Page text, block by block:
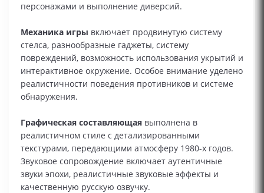
персонажами и выполнение диверсий.
Механика игры включает продвинутую систему
стелса, разнообразные гаджеты, систему
повреждений, возможность использования укрытий и
интерактивное окружение. Особое внимание уделено
реалистичности поведения противников и системе
обнаружения.
Графическая составляющая выполнена в
реалистичном стиле с детализированными
текстурами, передающими атмосферу 1980-х годов.
Звуковое сопровождение включает аутентичные
звуки эпохи, реалистичные звуковые эффекты и
качественную русскую озвучку.